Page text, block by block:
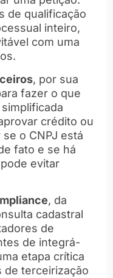
de qualificação
inteiro,
com uma
, por sua
fazer o que
crédito ou
o CNPJ está
fato e se há
evitar
, da
cadastral
de
de integrá-
etapa crítica
de terceirização